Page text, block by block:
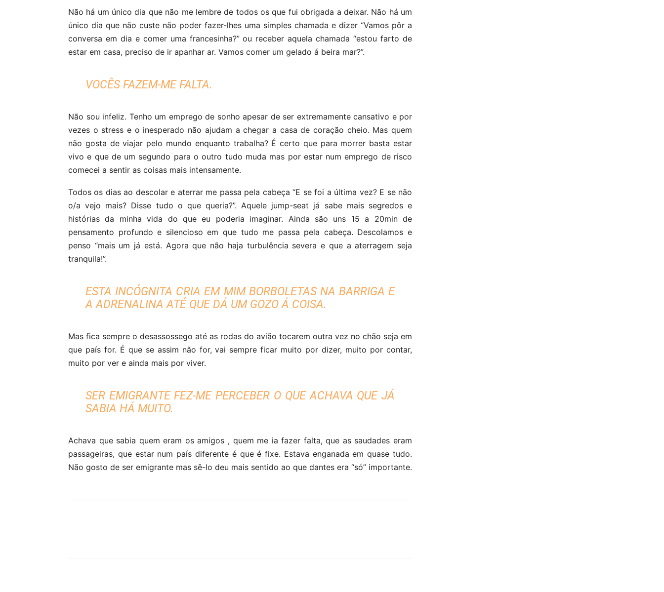
Não há um único dia que não me lembre de todos os que fui obrigada a deixar. Não há um
único dia que não custe não poder fazer-lhes uma simples chamada e dizer “Vamos pôr a
conversa em dia e comer uma francesinha?” ou receber aquela chamada “estou farto de
estar em casa, preciso de ir apanhar ar. Vamos comer um gelado á beira mar?”.
VOCÊS FAZEM-ME FALTA.
Não sou infeliz. Tenho um emprego de sonho apesar de ser extremamente cansativo e por
vezes o stress e o inesperado não ajudam a chegar a casa de coração cheio. Mas quem
não gosta de viajar pelo mundo enquanto trabalha? É certo que para morrer basta estar
vivo e que de um segundo para o outro tudo muda mas por estar num emprego de risco
comecei a sentir as coisas mais intensamente.
Todos os dias ao descolar e aterrar me passa pela cabeça “E se foi a última vez? E se não
o/a vejo mais? Disse tudo o que queria?”. Aquele jump-seat já sabe mais segredos e
histórias da minha vida do que eu poderia imaginar. Ainda são uns 15 a 20min de
pensamento profundo e silencioso em que tudo me passa pela cabeça. Descolamos e
penso “mais um já está. Agora que não haja turbulência severa e que a aterragem seja
tranquila!”.
ESTA INCÓGNITA CRIA EM MIM BORBOLETAS NA BARRIGA E
A ADRENALINA ATÉ QUE DÁ UM GOZO Á COISA.
Mas fica sempre o desassossego até as rodas do avião tocarem outra vez no chão seja em
que país for. É que se assim não for, vai sempre ficar muito por dizer, muito por contar,
muito por ver e ainda mais por viver.
SER EMIGRANTE FEZ-ME PERCEBER O QUE ACHAVA QUE JÁ
SABIA HÁ MUITO.
Achava que sabia quem eram os amigos , quem me ia fazer falta, que as saudades eram
passageiras, que estar num país diferente é que é fixe. Estava enganada em quase tudo.
Não gosto de ser emigrante mas sê-lo deu mais sentido ao que dantes era “só” importante.